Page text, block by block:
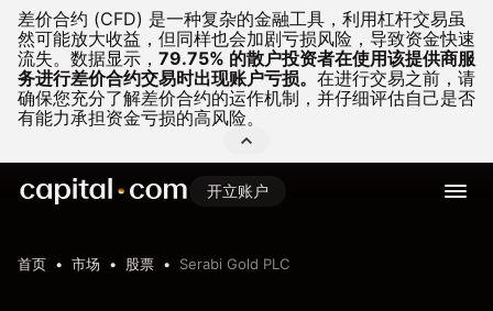
差价合约 (CFD) 是一种复杂的金融工具，利用杠杆交易虽
然可能放大收益，但同样也会加剧亏损风险，导致资金快速
流失。 数据显示， 79.75% 的散户投资者在使用该提供商服
务进行差价合约交易时出现账户亏损。 在进行交易之前，请
确保您充分了解差价合约的运作机制，并仔细评估自己是否
有能力承担资金亏损的高风险。
开立账户
首页 市场 股票 Serabi Gold PLC